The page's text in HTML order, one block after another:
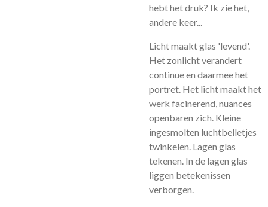
hebt het druk? Ik zie het,
andere keer...
Licht maakt glas 'levend'.
Het zonlicht verandert
continue en daarmee het
portret. Het licht maakt het
werk facinerend, nuances
openbaren zich. Kleine
ingesmolten luchtbelletjes
twinkelen. Lagen glas
tekenen. In de lagen glas
liggen betekenissen
verborgen.